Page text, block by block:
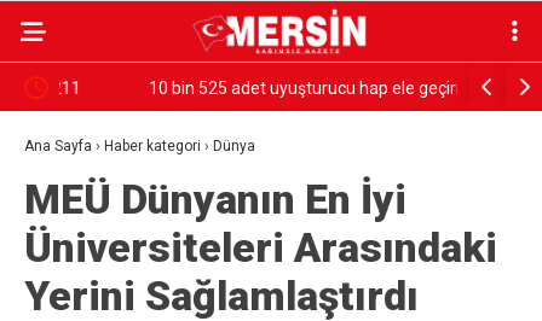
10 bin 525 adet uyuşturucu hap ele geçirildi
Ana Sayfa › Haber kategori › Dünya
MEÜ Dünyanın En İyi
Üniversiteleri Arasındaki
Yerini Sağlamlaştırdı